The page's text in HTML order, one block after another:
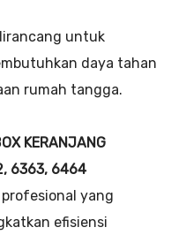
untuk
daya tahan
rumah tangga.
KERANJANG
6363, 6464
yang
efisiensi